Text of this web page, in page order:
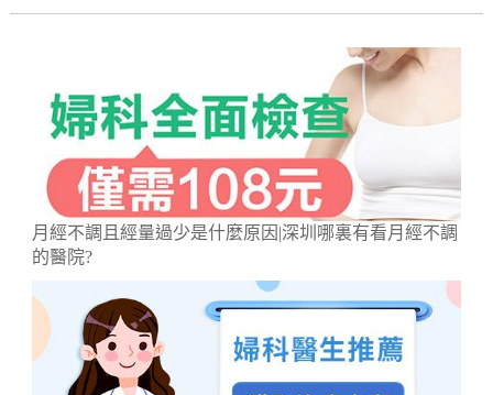
月經不調且經量過少是什麼原因|深圳哪裏有看月經不調
的醫院?